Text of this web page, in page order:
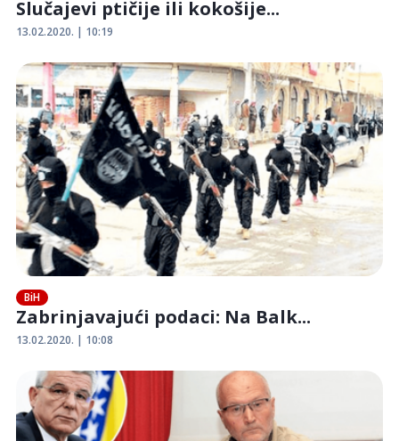
Slučajevi ptičije ili kokošije...
13.02.2020. | 10:19
BiH
Zabrinjavajući podaci: Na Balk...
13.02.2020. | 10:08